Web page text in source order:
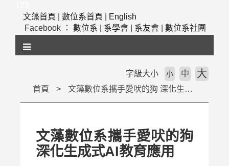
文藻首頁
數位系首頁
English
Facebook ： 數位系 系學會 系友會 數位系社團
首頁 文藻數位系攜手愛吠的狗 深化生成式AI教育應用
字級大小 小 中 大
文藻數位系攜手愛吠的狗
深化生成式AI教育應用